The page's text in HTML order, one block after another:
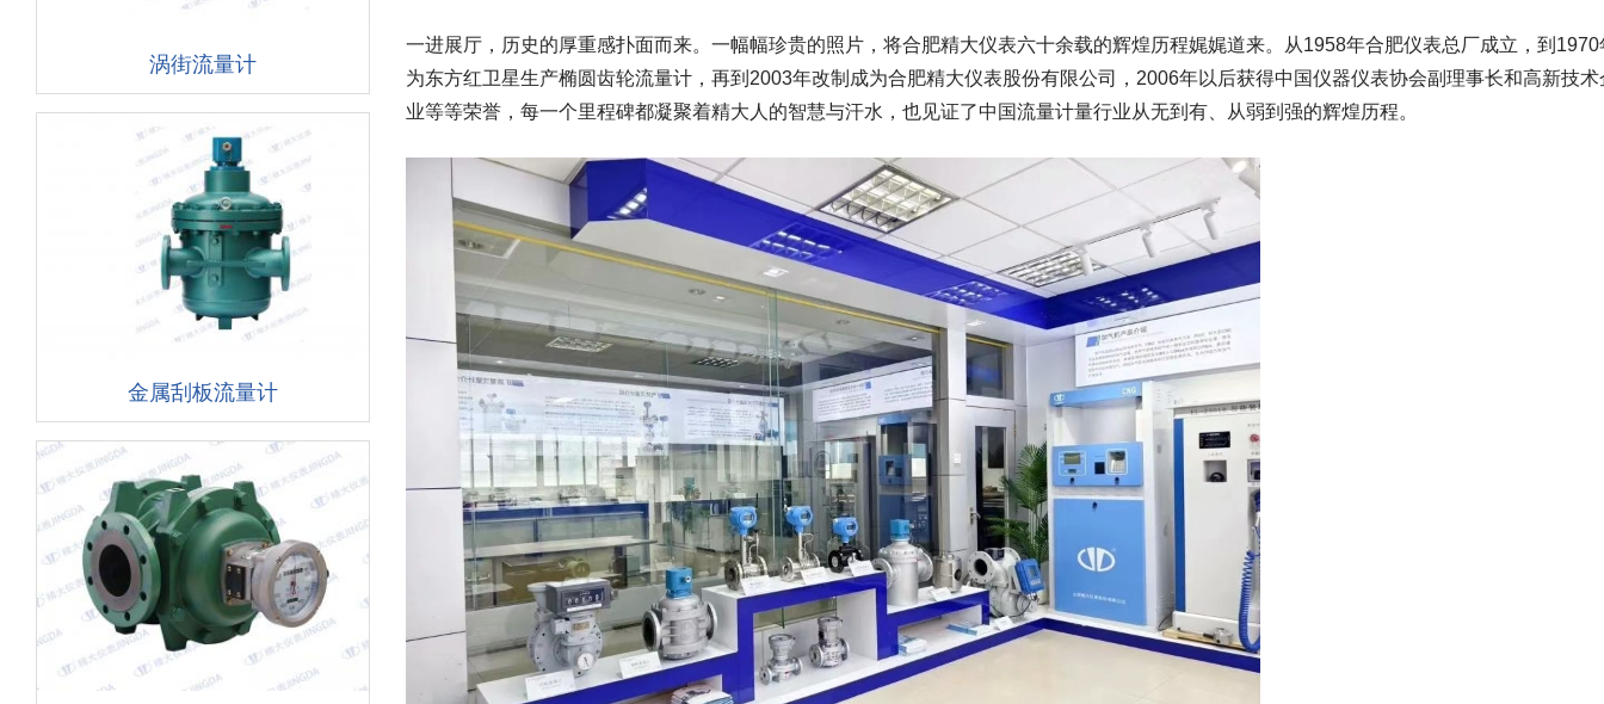
涡街流量计
金属刮板流量计
一进展厅，历史的厚重感扑面而来。一幅幅珍贵的照片，将合肥精大仪表六十余载的辉煌历程娓娓道来。从1958年合肥仪表总厂成立，到1970
为东方红卫星生产椭圆齿轮流量计，再到2003年改制成为合肥精大仪表股份有限公司，2006年以后获得中国仪器仪表协会副理事长和高新技术
业等等荣誉，每一个里程碑都凝聚着精大人的智慧与汗水，也见证了中国流量计量行业从无到有、从弱到强的辉煌历程。